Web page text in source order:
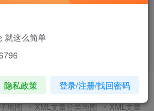
免责声明 广告合作
关于我们
XML文章地图
地图 XML文章分类地图
XML文章
就这么简单
隐私政策 登录/注册/找回密码